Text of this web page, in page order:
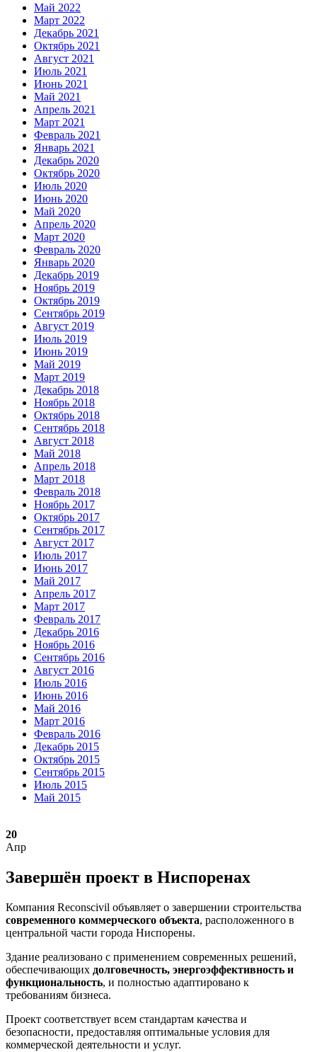
Май 2022
Март 2022
Декабрь 2021
Октябрь 2021
Август 2021
Июль 2021
Июнь 2021
Май 2021
Апрель 2021
Март 2021
Февраль 2021
Январь 2021
Декабрь 2020
Октябрь 2020
Июль 2020
Июнь 2020
Май 2020
Апрель 2020
Март 2020
Февраль 2020
Январь 2020
Декабрь 2019
Ноябрь 2019
Октябрь 2019
Сентябрь 2019
Август 2019
Июль 2019
Июнь 2019
Май 2019
Март 2019
Декабрь 2018
Ноябрь 2018
Октябрь 2018
Сентябрь 2018
Август 2018
Май 2018
Апрель 2018
Март 2018
Февраль 2018
Ноябрь 2017
Октябрь 2017
Сентябрь 2017
Август 2017
Июль 2017
Июнь 2017
Май 2017
Апрель 2017
Март 2017
Февраль 2017
Декабрь 2016
Ноябрь 2016
Сентябрь 2016
Август 2016
Июль 2016
Июнь 2016
Май 2016
Март 2016
Февраль 2016
Декабрь 2015
Октябрь 2015
Сентябрь 2015
Июль 2015
Май 2015
20
Апр
Завершён проект в Ниспоренах
Компания Reconscivil объявляет о завершении строительства
современного коммерческого объекта, расположенного в
центральной части города Ниспорены.
Здание реализовано с применением современных решений,
обеспечивающих долговечность, энергоэффективность и
функциональность, и полностью адаптировано к
требованиям бизнеса.
Проект соответствует всем стандартам качества и
безопасности, предоставляя оптимальные условия для
коммерческой деятельности и услуг.